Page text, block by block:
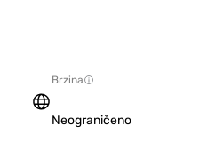
Brzina
Neograničeno